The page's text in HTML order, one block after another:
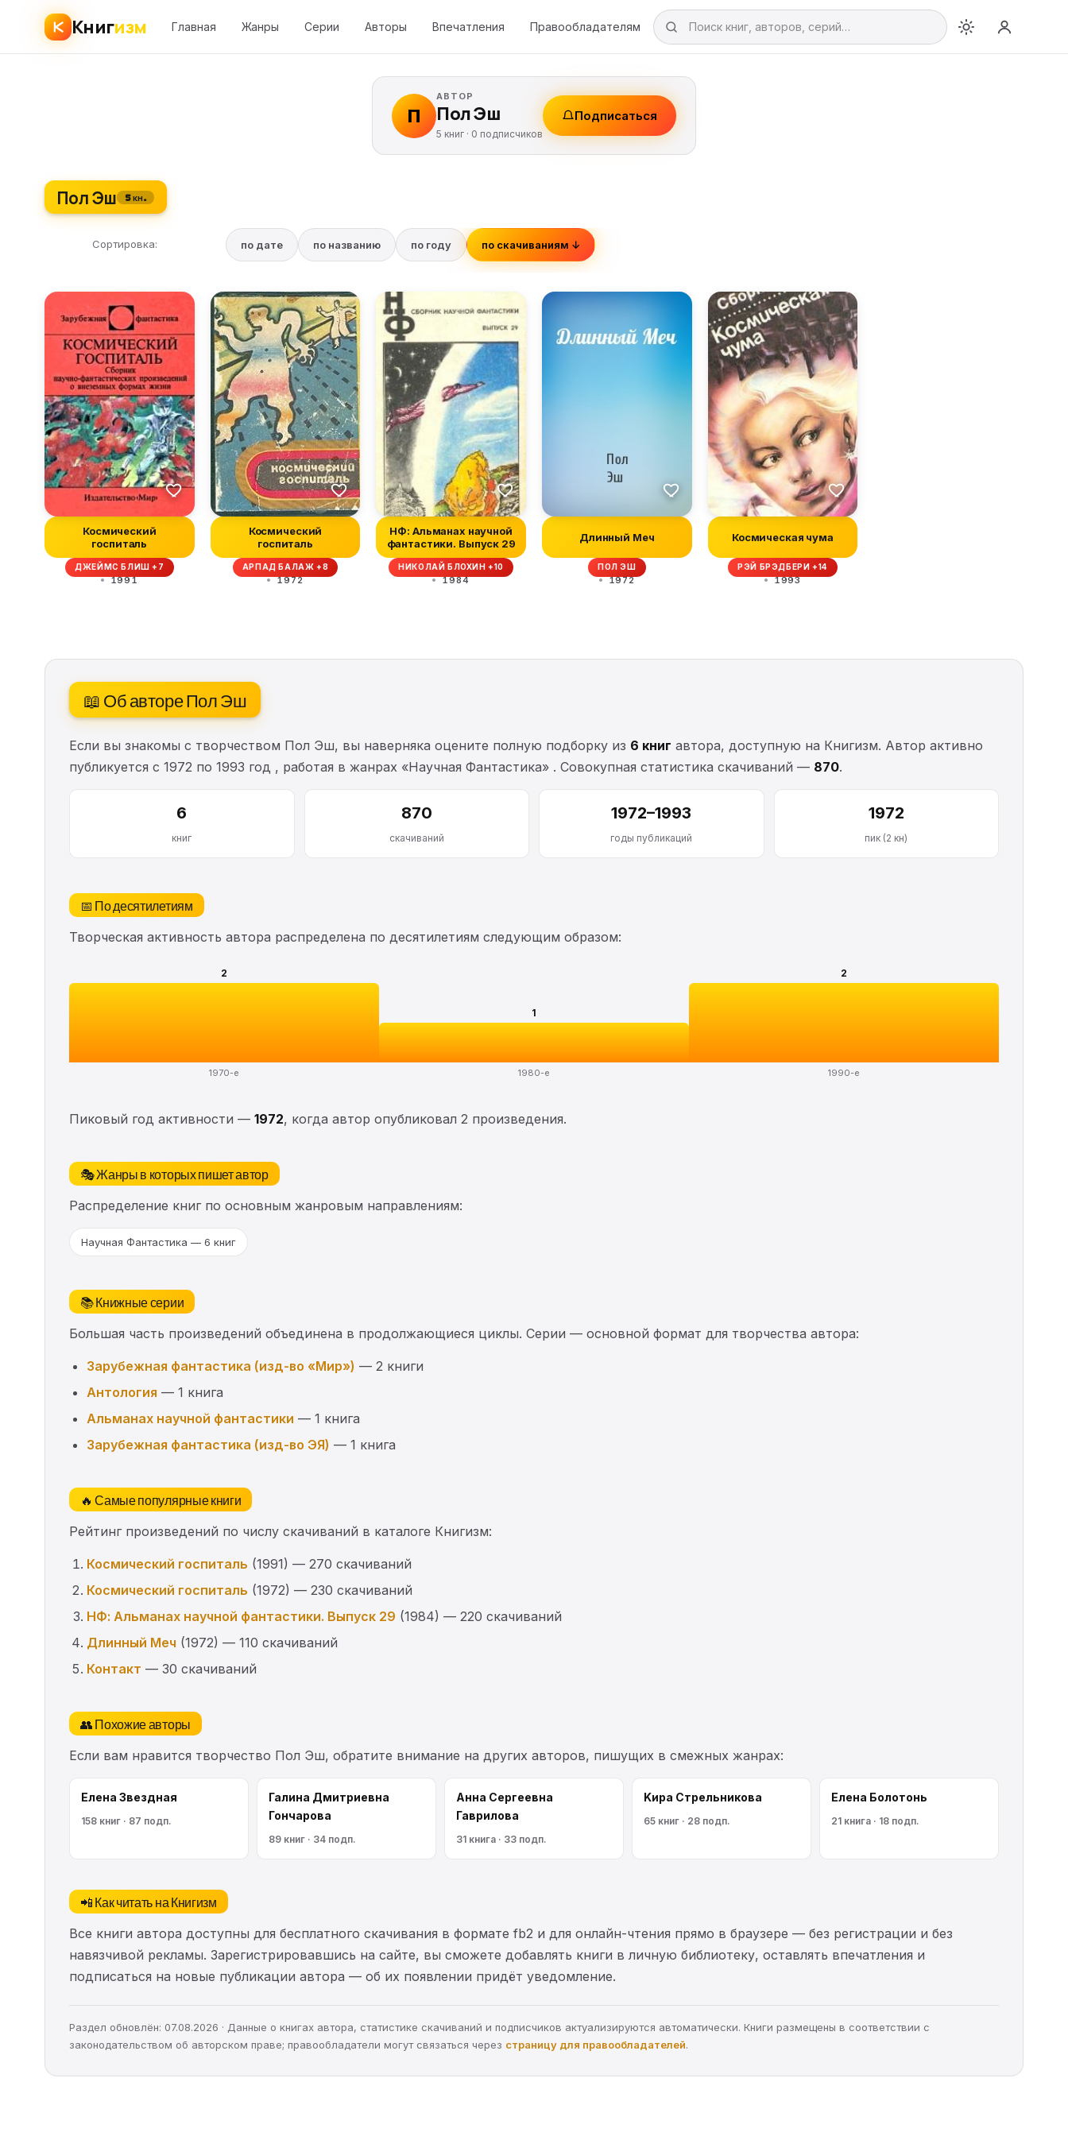
Книгизм Главная Жанры Серии Авторы Впечатления Правообладателям
П
АВТОР
Пол Эш
5 книг · 0 подписчиков
Подписаться
Пол Эш 5 кн.
Сортировка: по дате по названию по году по скачиваниям ↓
Космический
госпиталь
ДЖЕЙМС БЛИШ +7
1991
Космический
госпиталь
АРПАД БАЛАЖ +8
1972
НФ: Альманах научной
фантастики. Выпуск 29
НИКОЛАЙ БЛОХИН +10
1984
Длинный Меч
ПОЛ ЭШ
1972
Космическая чума
РЭЙ БРЭДБЕРИ +14
1993
📖 Об авторе Пол Эш
Если вы знакомы с творчеством Пол Эш, вы наверняка оцените полную подборку из 6 книг автора, доступную на Книгизм. Автор активно
публикуется с 1972 по 1993 год , работая в жанрах «Научная Фантастика» . Совокупная статистика скачиваний — 870.
6
книг
870
скачиваний
1972–1993
годы публикаций
1972
пик (2 кн)
📅 По десятилетиям
Творческая активность автора распределена по десятилетиям следующим образом:
2
1970-е
1
1980-е
2
1990-е
Пиковый год активности — 1972, когда автор опубликовал 2 произведения.
🎭 Жанры в которых пишет автор
Распределение книг по основным жанровым направлениям:
Научная Фантастика — 6 книг
📚 Книжные серии
Большая часть произведений объединена в продолжающиеся циклы. Серии — основной формат для творчества автора:
Зарубежная фантастика (изд-во «Мир») — 2 книги
Антология — 1 книга
Альманах научной фантастики — 1 книга
Зарубежная фантастика (изд-во ЭЯ) — 1 книга
🔥 Самые популярные книги
Рейтинг произведений по числу скачиваний в каталоге Книгизм:
Космический госпиталь (1991) — 270 скачиваний
Космический госпиталь (1972) — 230 скачиваний
НФ: Альманах научной фантастики. Выпуск 29 (1984) — 220 скачиваний
Длинный Меч (1972) — 110 скачиваний
Контакт — 30 скачиваний
👥 Похожие авторы
Если вам нравится творчество Пол Эш, обратите внимание на других авторов, пишущих в смежных жанрах:
Елена Звездная
158 книг · 87 подп.
Галина Дмитриевна
Гончарова
89 книг · 34 подп.
Анна Сергеевна
Гаврилова
31 книга · 33 подп.
Kирa Cтрeльникoва
65 книг · 28 подп.
Елена Болотонь
21 книга · 18 подп.
📲 Как читать на Книгизм
Все книги автора доступны для бесплатного скачивания в формате fb2 и для онлайн-чтения прямо в браузере — без регистрации и без
навязчивой рекламы. Зарегистрировавшись на сайте, вы сможете добавлять книги в личную библиотеку, оставлять впечатления и
подписаться на новые публикации автора — об их появлении придёт уведомление.
Раздел обновлён: 07.08.2026 · Данные о книгах автора, статистике скачиваний и подписчиков актуализируются автоматически. Книги размещены в соответствии с
законодательством об авторском праве; правообладатели могут связаться через страницу для правообладателей.